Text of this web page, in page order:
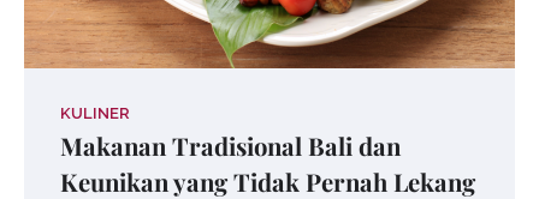
KULINER
Makanan Tradisional Bali dan
Keunikan yang Tidak Pernah Lekang